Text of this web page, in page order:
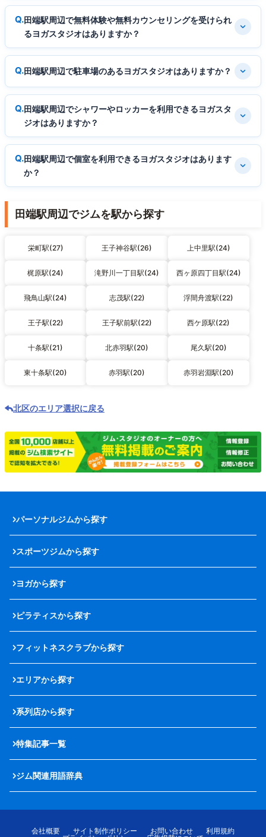
田端駅周辺で無料体験や無料カウンセリングを受けられ
るヨガスタジオはありますか？
田端駅周辺で駐車場のあるヨガスタジオはありますか？
田端駅周辺でシャワーやロッカーを利用できるヨガスタ
ジオはありますか？
田端駅周辺で個室を利用できるヨガスタジオはあります
か？
田端駅周辺でジムを駅から探す
栄町駅(27) 王子神谷駅(26) 上中里駅(24)
梶原駅(24) 滝野川一丁目駅(24) 西ヶ原四丁目駅(24)
飛鳥山駅(24) 志茂駅(22) 浮間舟渡駅(22)
王子駅(22) 王子駅前駅(22) 西ケ原駅(22)
十条駅(21) 北赤羽駅(20) 尾久駅(20)
東十条駅(20) 赤羽駅(20) 赤羽岩淵駅(20)
北区のエリア選択に戻る
パーソナルジムから探す
スポーツジムから探す
ヨガから探す
ピラティスから探す
フィットネスクラブから探す
エリアから探す
系列店から探す
特集記事一覧
ジム関連用語辞典
会社概要 サイト制作ポリシー お問い合わせ
利用規約